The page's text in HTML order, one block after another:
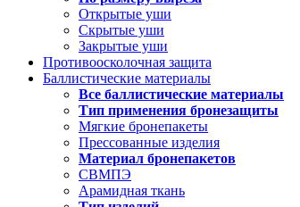
Открытые уши
Скрытые уши
Закрытые уши
Противоосколочная защита
Баллистические материалы
Все баллистические материалы
Тип применения бронезащиты
Мягкие бронепакеты
Прессованные изделия
Материал бронепакетов
СВМПЭ
Арамидная ткань